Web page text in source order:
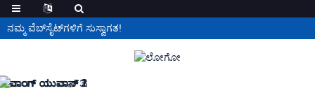
ನಮ್ಮ ವೆಬ್‌ಸೈಟ್‌ಗಳಿಗೆ ಸುಸ್ವಾಗತ!